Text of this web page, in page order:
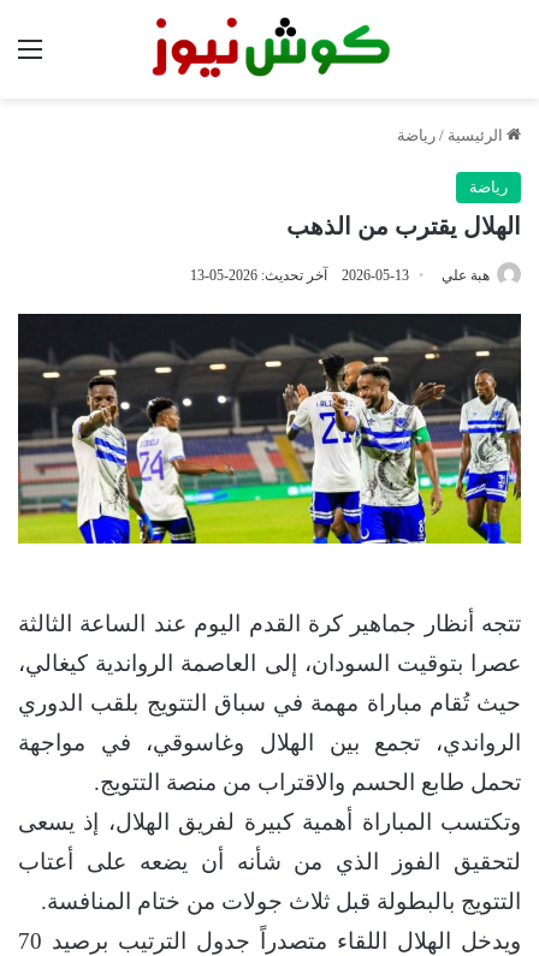
الرئيسية / رياضة
رياضة
الهلال يقترب من الذهب
هبة علي 2026-05-13 آخر تحديث: 2026-05-13
تتجه أنظار جماهير كرة القدم اليوم عند الساعة الثالثة
عصرا بتوقيت السودان، إلى العاصمة الرواندية كيغالي،
حيث تُقام مباراة مهمة في سباق التتويج بلقب الدوري
الرواندي، تجمع بين الهلال وغاسوقي، في مواجهة
تحمل طابع الحسم والاقتراب من منصة التتويج.
وتكتسب المباراة أهمية كبيرة لفريق الهلال، إذ يسعى
لتحقيق الفوز الذي من شأنه أن يضعه على أعتاب
التتويج بالبطولة قبل ثلاث جولات من ختام المنافسة.
ويدخل الهلال اللقاء متصدراً جدول الترتيب برصيد 70